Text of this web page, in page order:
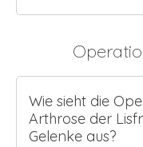
Wie sieht die
Arthrose der
Gelenke aus?